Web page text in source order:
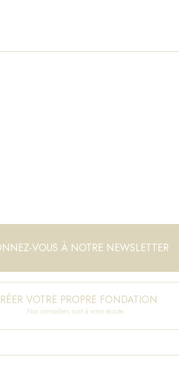
VOUS À NOTRE NEWSLETTER
VOTRE PROPRE FONDATION
Nos conseillers sont à votre écoute